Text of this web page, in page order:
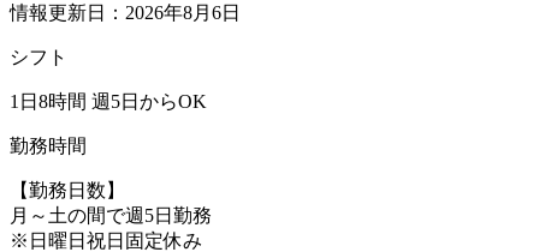
情報更新日：2026年8月6日
シフト
1日8時間 週5日からOK
勤務時間
【勤務日数】
月～土の間で週5日勤務
※日曜日祝日固定休み